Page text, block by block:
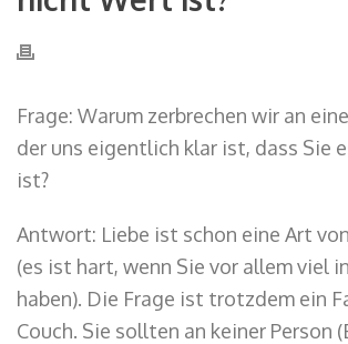
Frage: Warum zerbrechen wir an
der uns eigentlich klar ist, dass Sie
ist?
Antwort: Liebe ist schon eine Art
(es ist hart, wenn Sie vor allem viel
haben). Die Frage ist trotzdem ein
Couch. Sie sollten an keiner Person